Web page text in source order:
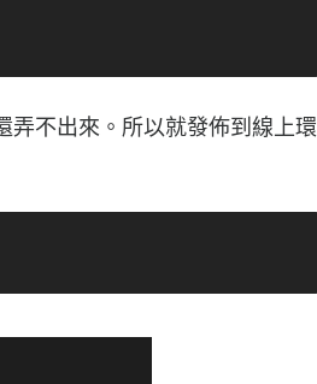
弄不出來。所以就發佈到線上環